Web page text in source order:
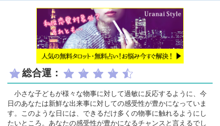
総合運：
小さな子どもが様々な物事に対して過敏に反応するように、今
日のあなたは新鮮な出来事に対しての感受性が豊かになっていま
す。このような日には、できるだけ多くの物事に触れるようにし
たいところ。あなたの感受性が豊かになるチャンスと言えるでし